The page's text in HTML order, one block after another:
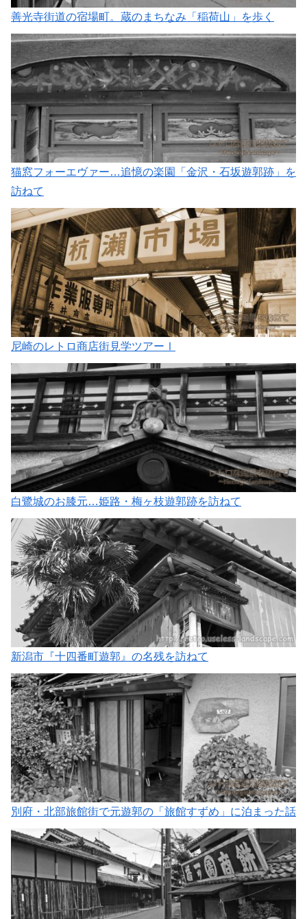
善光寺街道の宿場町。蔵のまちなみ「稲荷山」を歩く
猫窓フォーエヴァー…追憶の楽園「金沢・石坂遊郭跡」を
訪ねて
尼崎のレトロ商店街見学ツアーⅠ
白鷺城のお膝元…姫路・梅ヶ枝遊郭跡を訪ねて
新潟市『十四番町遊郭』の名残を訪ねて
別府・北部旅館街で元遊郭の「旅館すずめ」に泊まった話